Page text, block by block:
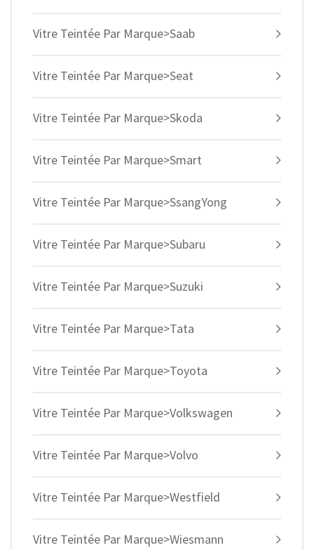
Vitre Teintée Par Marque>Saab
Vitre Teintée Par Marque>Seat
Vitre Teintée Par Marque>Skoda
Vitre Teintée Par Marque>Smart
Vitre Teintée Par Marque>SsangYong
Vitre Teintée Par Marque>Subaru
Vitre Teintée Par Marque>Suzuki
Vitre Teintée Par Marque>Tata
Vitre Teintée Par Marque>Toyota
Vitre Teintée Par Marque>Volkswagen
Vitre Teintée Par Marque>Volvo
Vitre Teintée Par Marque>Westfield
Vitre Teintée Par Marque>Wiesmann